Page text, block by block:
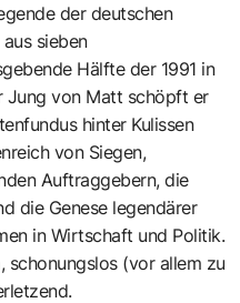
der deutschen
sieben
Hälfte der 1991 in
Jung von Matt schöpft er
hinter Kulissen
von Siegen,
Auftraggebern, die
die Genese legendärer
in Wirtschaft und Politik.
(vor allem zu